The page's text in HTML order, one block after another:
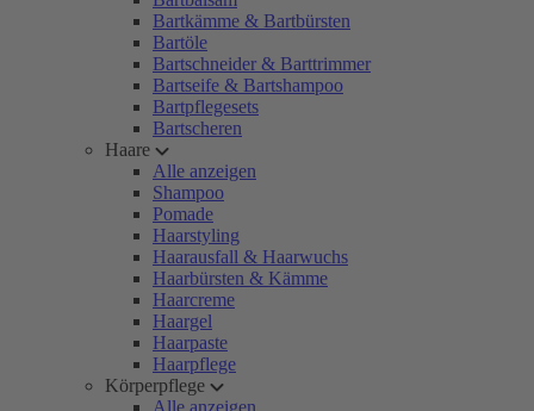
Bartkämme & Bartbürsten
Bartöle
Bartschneider & Barttrimmer
Bartseife & Bartshampoo
Bartpflegesets
Bartscheren
Haare
Alle anzeigen
Shampoo
Pomade
Haarstyling
Haarausfall & Haarwuchs
Haarbürsten & Kämme
Haarcreme
Haargel
Haarpaste
Haarpflege
Körperpflege
Alle anzeigen